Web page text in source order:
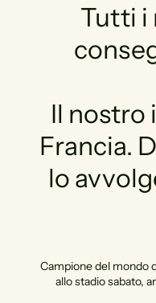
Tutti i
Il nostro
Francia.
lo
Campione del mondo
allo stadio sabato,